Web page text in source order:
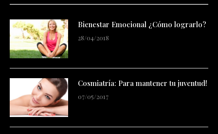
Bienestar Emocional ¿Cómo lograrlo?
28/04/2018
Cosmiatría: Para mantener tu juventud!
07/05/2017